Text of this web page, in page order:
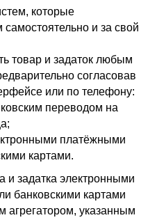
которые
и за свой
товар и задаток любым
согласовав
или по телефону:
переводом на
платёжными
картами.
и задатка электронными
банковскими картами
агрегатором, указанным